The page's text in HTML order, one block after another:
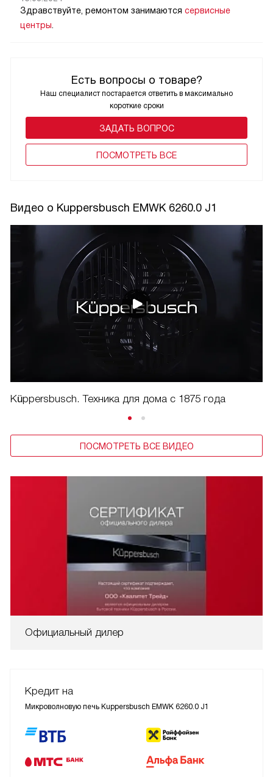
Есть вопросы о товаре?
Наш специалист постарается ответить в максимально
короткие сроки
ЗАДАТЬ ВОПРОС
ПОCМОТРЕТЬ ВСЕ
Здравствуйте, ремонтом занимаются сервисные
центры.
Видео о Kuppersbusch EMWK 6260.0 J1
Küppersbusch. Техника для дома с 1875 года
ПОСМОТРЕТЬ ВСЕ ВИДЕО
Официальный дилер
Кредит на
Микроволновую печь Kuppersbusch EMWK 6260.0 J1